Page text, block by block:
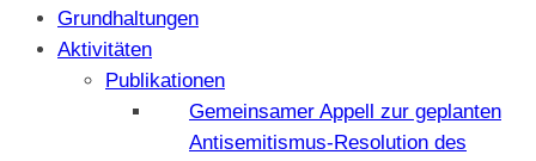
Grundhaltungen
Aktivitäten
Publikationen
Gemeinsamer Appell zur geplanten
Antisemitismus-Resolution des